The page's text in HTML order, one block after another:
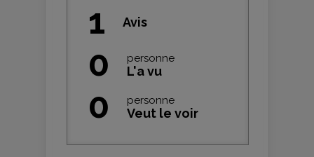
1 Avis
0 personne
L'a vu
0 personne
Veut le voir